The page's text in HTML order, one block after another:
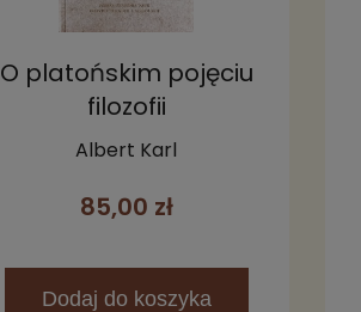
O platońskim pojęciu
filozofii
Albert Karl
85,00 zł
Dodaj do koszyka